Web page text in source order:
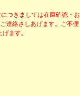
つきましては在庫確認・お
連絡さしあげます。ご不便
げます。